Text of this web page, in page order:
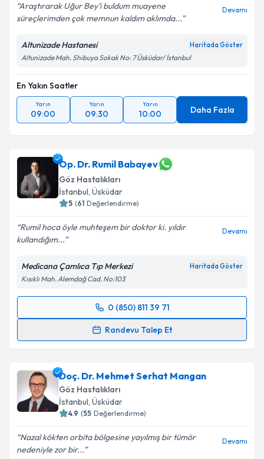
Araştırarak Uğur Bey’i buldum muayene
süreçlerimden çok memnun kaldım aklımda...
Devamı
Altunizade Hastanesi Haritada Göster
Altunizade Mah. Shibuya Sokak No: 7 Üsküdar/ İstanbul
En Yakın Saatler
Yarın
09:00
Yarın
09:30
Yarın
10:00 Daha Fazla
Op. Dr. Rumil Babayev
Göz Hastalıkları
İstanbul, Üsküdar
5 (61 Değerlendirme)
Rumil hoca öyle muhteşem bir doktor ki. yıldır
kullandığım...
Devamı
Medicana Çamlıca Tıp Merkezi Haritada Göster
Kısıklı Mah. Alemdağ Cad. No:103
0 (850) 811 39 71
Randevu Talep Et
Randevu Takvimi Talebi
takvim hazırlandığında e-posta ile bilgilendireceğiz.
E-posta Adresiniz
Doç. Dr. Mehmet Serhat Mangan
Göz Hastalıkları
İstanbul, Üsküdar
4.9 (55 Değerlendirme)
Nazal kökten orbita bölgesine yayılmış bir tümör
nedeniyle zor bir...
Devamı